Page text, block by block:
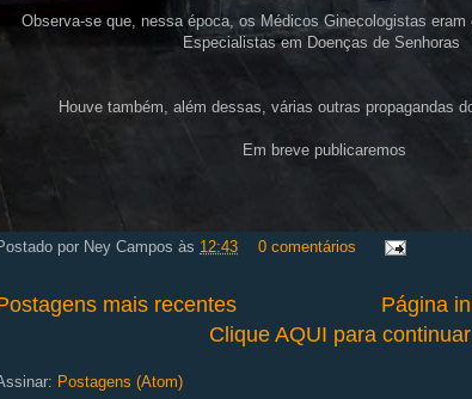
Observa-se que, nessa época, os Médicos Ginecologistas eram
Especialistas em Doenças de Senhoras
Houve também, além dessas, várias outras propagandas
Em breve publicaremos
por Ney Campos às 12:43 0 comentários
mais recentes
Clique AQUI para
Página
Postagens (Atom)